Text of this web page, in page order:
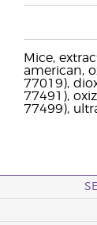
Mice,
american,
77019),
77491),
77499),